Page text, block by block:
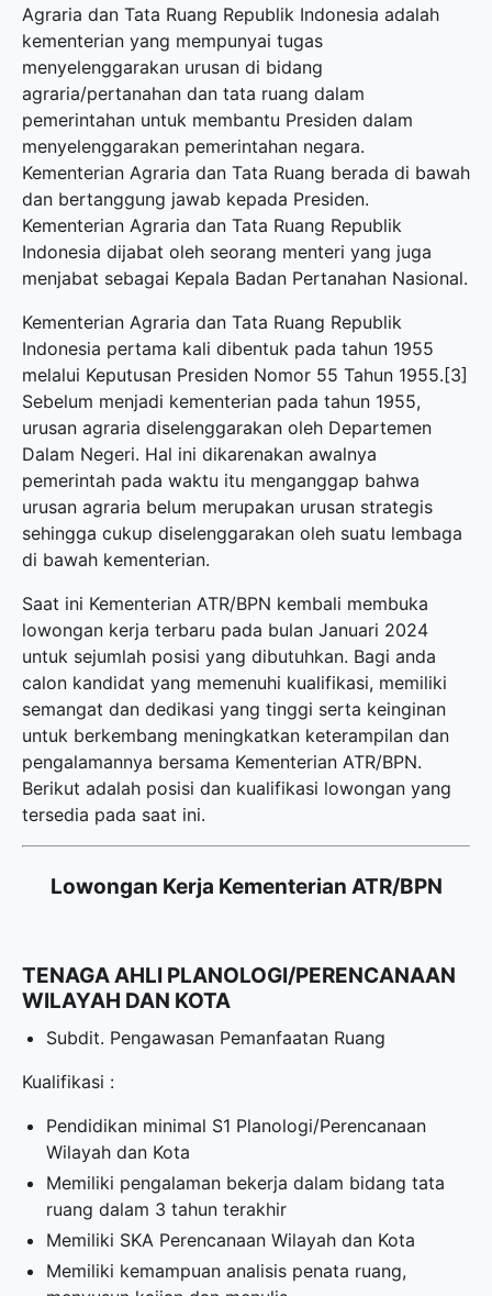
Agraria dan Tata Ruang Republik Indonesia adalah
kementerian yang mempunyai tugas
menyelenggarakan urusan di bidang
agraria/pertanahan dan tata ruang dalam
pemerintahan untuk membantu Presiden dalam
menyelenggarakan pemerintahan negara.
Kementerian Agraria dan Tata Ruang berada di bawah
dan bertanggung jawab kepada Presiden.
Kementerian Agraria dan Tata Ruang Republik
Indonesia dijabat oleh seorang menteri yang juga
menjabat sebagai Kepala Badan Pertanahan Nasional.
Kementerian Agraria dan Tata Ruang Republik
Indonesia pertama kali dibentuk pada tahun 1955
melalui Keputusan Presiden Nomor 55 Tahun 1955.[3]
Sebelum menjadi kementerian pada tahun 1955,
urusan agraria diselenggarakan oleh Departemen
Dalam Negeri. Hal ini dikarenakan awalnya
pemerintah pada waktu itu menganggap bahwa
urusan agraria belum merupakan urusan strategis
sehingga cukup diselenggarakan oleh suatu lembaga
di bawah kementerian.
Saat ini Kementerian ATR/BPN kembali membuka
lowongan kerja terbaru pada bulan Januari 2024
untuk sejumlah posisi yang dibutuhkan. Bagi anda
calon kandidat yang memenuhi kualifikasi, memiliki
semangat dan dedikasi yang tinggi serta keinginan
untuk berkembang meningkatkan keterampilan dan
pengalamannya bersama Kementerian ATR/BPN.
Berikut adalah posisi dan kualifikasi lowongan yang
tersedia pada saat ini.
Lowongan Kerja Kementerian ATR/BPN
TENAGA AHLI PLANOLOGI/PERENCANAAN
WILAYAH DAN KOTA
Subdit. Pengawasan Pemanfaatan Ruang
Kualifikasi :
Pendidikan minimal S1 Planologi/Perencanaan
Wilayah dan Kota
Memiliki pengalaman bekerja dalam bidang tata
ruang dalam 3 tahun terakhir
Memiliki SKA Perencanaan Wilayah dan Kota
Memiliki kemampuan analisis penata ruang,